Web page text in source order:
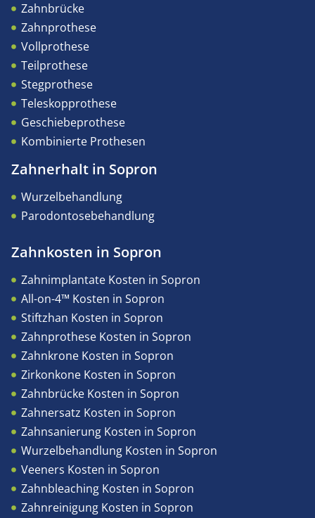
Zahnbrücke
Zahnprothese
Vollprothese
Teilprothese
Stegprothese
Teleskopprothese
Geschiebeprothese
Kombinierte Prothesen
Zahnerhalt in Sopron
Wurzelbehandlung
Parodontosebehandlung
Zahnkosten in Sopron
Zahnimplantate Kosten in Sopron
All-on-4™ Kosten in Sopron
Stiftzhan Kosten in Sopron
Zahnprothese Kosten in Sopron
Zahnkrone Kosten in Sopron
Zirkonkone Kosten in Sopron
Zahnbrücke Kosten in Sopron
Zahnersatz Kosten in Sopron
Zahnsanierung Kosten in Sopron
Wurzelbehandlung Kosten in Sopron
Veeners Kosten in Sopron
Zahnbleaching Kosten in Sopron
Zahnreinigung Kosten in Sopron